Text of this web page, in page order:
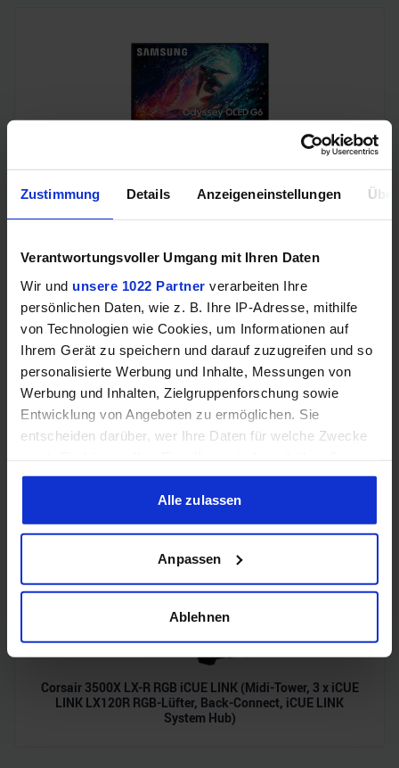
Zustimmung Details Anzeigeneinstellungen
Verantwortungsvoller Umgang mit Ihren Daten
Wir und unsere 1022 Partner verarbeiten Ihre
persönlichen Daten, wie z. B. Ihre IP-Adresse, mithilfe
von Technologien wie Cookies, um Informationen auf
Ihrem Gerät zu speichern und darauf zuzugreifen und so
personalisierte Werbung und Inhalte, Messungen von
Werbung und Inhalten, Zielgruppenforschung sowie
Entwicklung von Angeboten zu ermöglichen. Sie
entscheiden darüber, wer Ihre Daten für welche Zwecke
Cookie-Erklärung oder durch Klicken auf das Privacy
Trigger Symbol ändern oder widerrufen
Informationen über Ihre geografische Lage erfassen,
welche bis auf einige Meter genau sein können
Ihr Gerät durch aktives Scannen nach bestimmten
Erfahren Sie mehr darüber, wie Ihre persönlichen Daten
Abschnitt Einzelheitenfest.
Alle zulassen
Anpassen
Ablehnen
Samsung Odyssey OLED G6 (240Hz, WQHD, 27", QD-OLED,
FreeSync Premium, 99% DCI-P3)
Acer Predator Ultrawide (240Hz, UWQHD, QD-OLED,
Corsair 3500X LX-R RGB iCUE LINK (Midi-Tower, 3 x iCUE
LINK LX120R RGB-Lüfter, Back-Connect, iCUE LINK
System Hub)